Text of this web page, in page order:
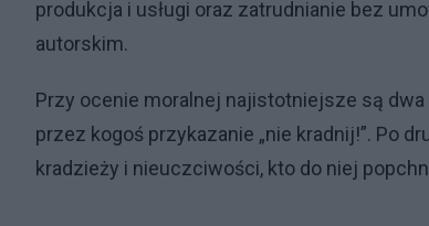
produkcja i usługi oraz zatrudnianie bez
autorskim.
Przy ocenie moralnej najistotniejsze są
przez kogoś przykazanie „nie kradnij!”. Po
kradzieży i nieuczciwości, kto do niej